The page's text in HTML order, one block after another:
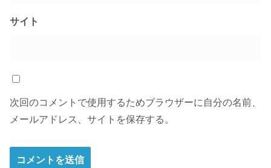
サイト
次回のコメントで使用するためブラウザーに自分の名前、
メールアドレス、サイトを保存する。